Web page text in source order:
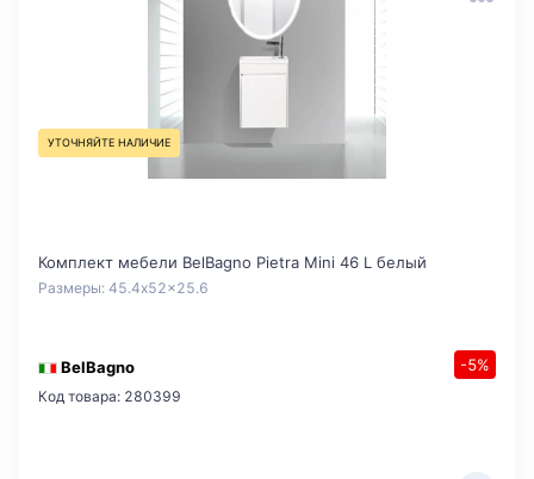
УТОЧНЯЙТЕ НАЛИЧИЕ
Комплект мебели BelBagno Pietra Mini 46 L белый
Размеры: 45.4x52x25.6
BelBagno -5%
Код товара: 280399